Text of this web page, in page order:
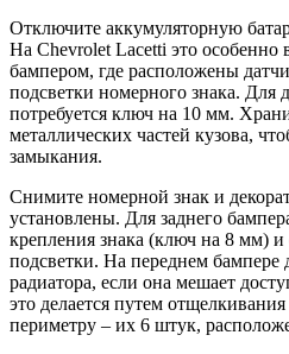
Отключите аккумуляторную
На Chevrolet Lacetti это особенно
бампером, где расположены
подсветки номерного знака. Для
потребуется ключ на 10 мм.
металлических частей кузова,
замыкания.
Снимите номерной знак и
установлены. Для заднего
крепления знака (ключ на 8 мм) и
подсветки. На переднем бампере
радиатора, если она мешает
это делается путем
периметру – их 6 штук,